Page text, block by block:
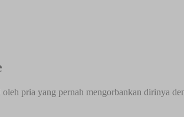
pria yang pernah mengorbankan dirinya